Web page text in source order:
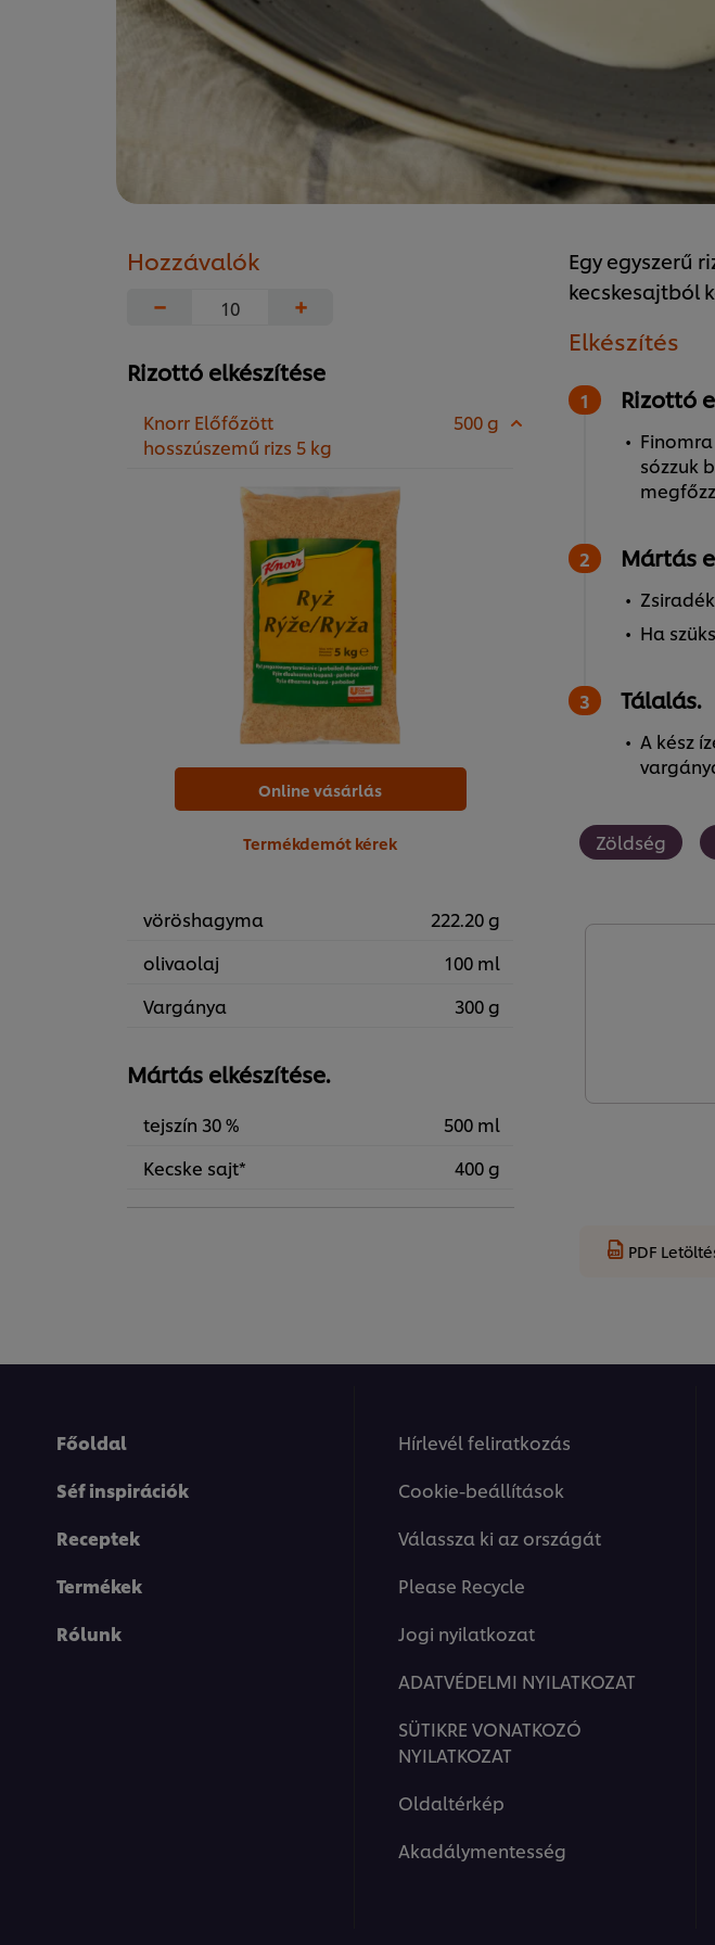
Hozzávalók
−
+
Rizottó elkészítése
Knorr Előfőzött
hosszúszemű rizs 5 kg
500 g
Online vásárlás
Termékdemót kérek
vöröshagyma
222.20 g
olivaolaj
100 ml
Vargánya
300 g
Mártás elkészítése.
tejszín 30 %
500 ml
Kecske sajt*
400 g
Egy egyszerű
kecskesajtból
Elkészítés
Rizottó
sózzuk
Mártás
Ha
Tálalás.
A kész
Zöldség
PDF
Főoldal
Séf inspirációk
Receptek
Termékek
Rólunk
Hírlevél feliratkozás
Cookie-beállítások
Válassza ki az országát
Please Recycle
Jogi nyilatkozat
ADATVÉDELMI NYILATKOZAT
SÜTIKRE VONATKOZÓ
NYILATKOZAT
Oldaltérkép
Akadálymentesség